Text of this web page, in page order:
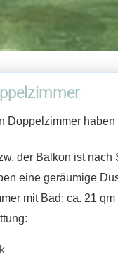
Doppelzimmer
der Balkon ist
eine geräumige
mit Bad: ca. 21 qm